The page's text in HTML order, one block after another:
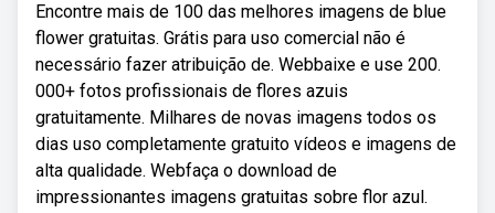
Encontre mais de 100 das melhores imagens de blue
flower gratuitas. Grátis para uso comercial não é
necessário fazer atribuição de. Webbaixe e use 200.
000+ fotos profissionais de flores azuis
gratuitamente. Milhares de novas imagens todos os
dias uso completamente gratuito vídeos e imagens de
alta qualidade. Webfaça o download de
impressionantes imagens gratuitas sobre flor azul.